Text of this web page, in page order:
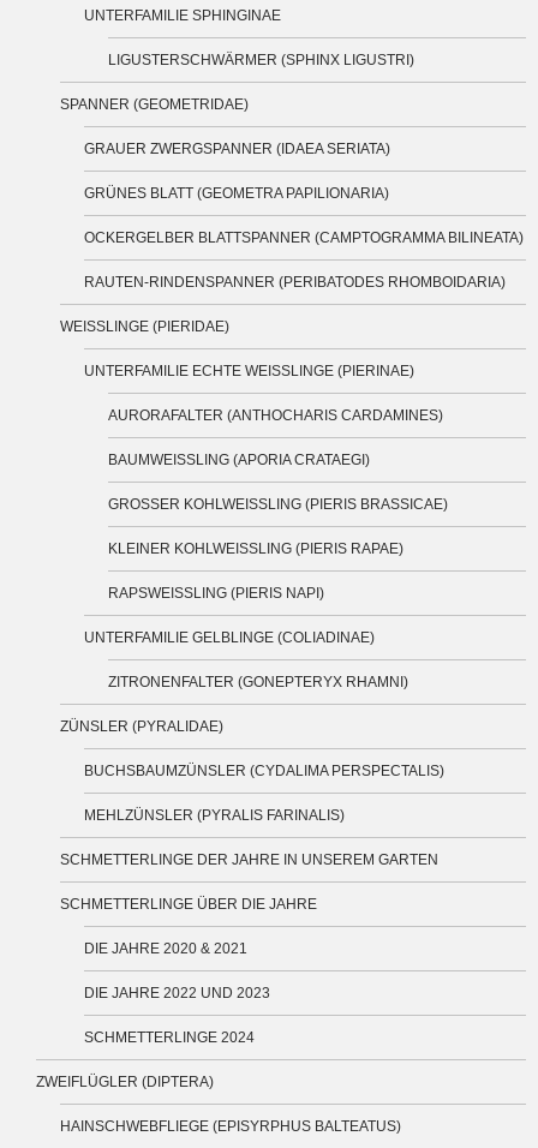
UNTERFAMILIE SPHINGINAE
LIGUSTERSCHWÄRMER (SPHINX LIGUSTRI)
SPANNER (GEOMETRIDAE)
GRAUER ZWERGSPANNER (IDAEA SERIATA)
GRÜNES BLATT (GEOMETRA PAPILIONARIA)
OCKERGELBER BLATTSPANNER (CAMPTOGRAMMA BILINEATA)
RAUTEN-RINDENSPANNER (PERIBATODES RHOMBOIDARIA)
WEISSLINGE (PIERIDAE)
UNTERFAMILIE ECHTE WEISSLINGE (PIERINAE)
AURORAFALTER (ANTHOCHARIS CARDAMINES)
BAUMWEISSLING (APORIA CRATAEGI)
GROSSER KOHLWEISSLING (PIERIS BRASSICAE)
KLEINER KOHLWEISSLING (PIERIS RAPAE)
RAPSWEISSLING (PIERIS NAPI)
UNTERFAMILIE GELBLINGE (COLIADINAE)
ZITRONENFALTER (GONEPTERYX RHAMNI)
ZÜNSLER (PYRALIDAE)
BUCHSBAUMZÜNSLER (CYDALIMA PERSPECTALIS)
MEHLZÜNSLER (PYRALIS FARINALIS)
SCHMETTERLINGE DER JAHRE IN UNSEREM GARTEN
SCHMETTERLINGE ÜBER DIE JAHRE
DIE JAHRE 2020 & 2021
DIE JAHRE 2022 UND 2023
SCHMETTERLINGE 2024
ZWEIFLÜGLER (DIPTERA)
HAINSCHWEBFLIEGE (EPISYRPHUS BALTEATUS)